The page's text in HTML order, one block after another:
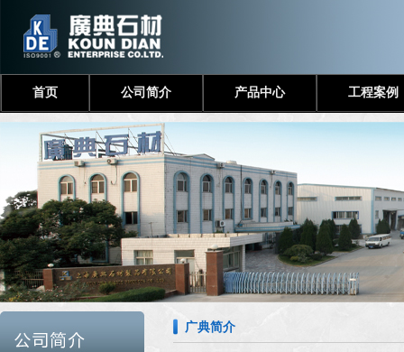
首页 公司简介 产品中心 工程案例
广典简介